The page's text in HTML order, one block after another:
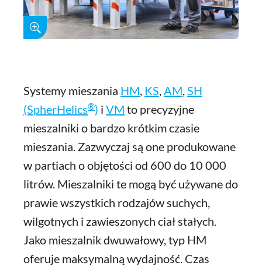
Systemy mieszania HM, KS,AM,SH
(SpherHelics®) i VM to precyzyjne
mieszalniki o bardzo krótkim czasie
mieszania. Zazwyczaj są one produkowane
w partiach o objętości od 600 do 10 000
litrów. Mieszalniki te mogą być używane do
prawie wszystkich rodzajów suchych,
wilgotnych i zawieszonych ciał stałych.
Jako mieszalnik dwuwałowy, typ HM
oferuje maksymalną wydajność. Czas